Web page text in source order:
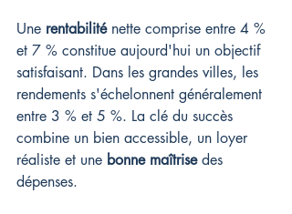
Une rentabilité nette comprise entre 4 %
et 7 % constitue aujourd'hui un objectif
satisfaisant. Dans les grandes villes, les
rendements s'échelonnent généralement
entre 3 % et 5 %. La clé du succès
combine un bien accessible, un loyer
réaliste et une bonne maîtrise des
dépenses.